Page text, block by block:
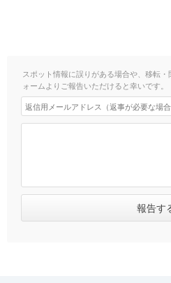
スポット情報に誤りがある場合や、移転
ォームよりご報告いただけると幸いです。